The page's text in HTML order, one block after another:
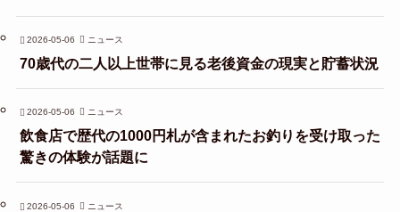
2026-05-06 ニュース
70歳代の二人以上世帯に見る老後資金の現実と貯蓄状況
2026-05-06 ニュース
飲食店で歴代の1000円札が含まれたお釣りを受け取った
驚きの体験が話題に
2026-05-06 ニュース